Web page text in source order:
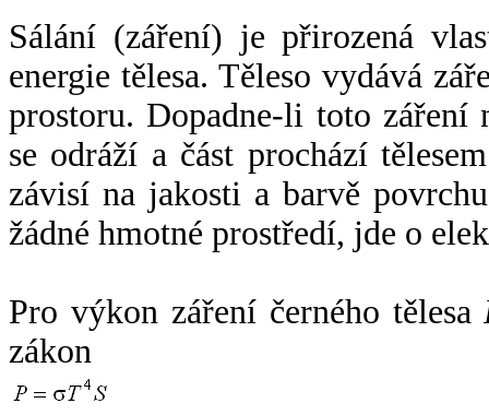
Sálání (záření) je přirozená
energie tělesa. Těleso vydává
prostoru. Dopadne-li toto záření
se odráží a část prochází
závisí na jakosti a barvě
žádné hmotné prostředí, jde o
Pro výkon záření černého tělesa
zákon